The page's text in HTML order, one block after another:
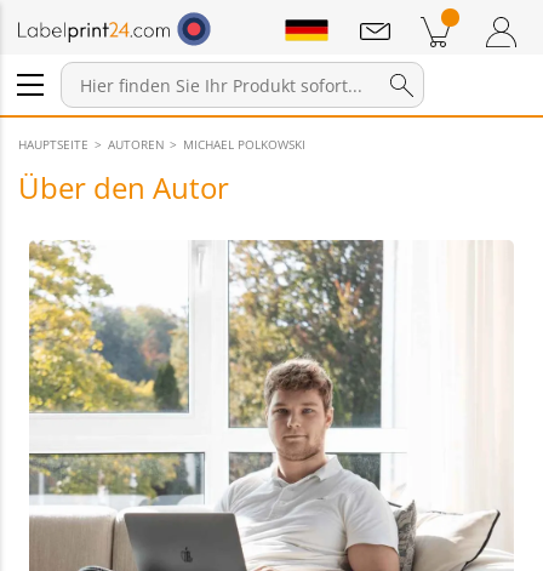
Anmelden / Registrieren
Warenkorb Zum Warenkorb
Mitteilungen
HAUPTSEITE AUTOREN MICHAEL POLKOWSKI
Über den Autor